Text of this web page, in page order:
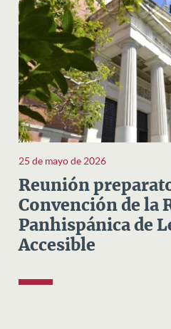
25 de mayo de 2026
Reunión
Convención de la
Panhispánica de
Accesible